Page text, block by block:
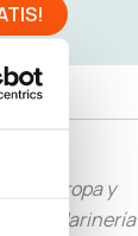
Tropa y
Marinería